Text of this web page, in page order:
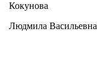
Кокунова
Людмила Васильевна